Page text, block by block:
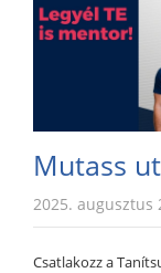
Mutass
2025. augusztus
Csatlakozz a